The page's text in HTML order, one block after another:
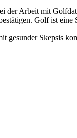
der Arbeit mit
Golf ist
gesunder Skepsis